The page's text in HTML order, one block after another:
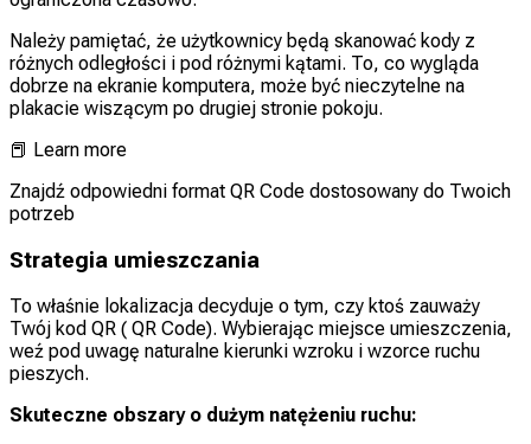
Należy pamiętać, że użytkownicy będą skanować kody z
różnych odległości i pod różnymi kątami. To, co wygląda
dobrze na ekranie komputera, może być nieczytelne na
plakacie wiszącym po drugiej stronie pokoju.
📕 Learn more
Znajdź odpowiedni format QR Code dostosowany do Twoich
potrzeb
Strategia umieszczania
To właśnie lokalizacja decyduje o tym, czy ktoś zauważy
Twój kod QR ( QR Code). Wybierając miejsce umieszczenia,
weź pod uwagę naturalne kierunki wzroku i wzorce ruchu
pieszych.
Skuteczne obszary o dużym natężeniu ruchu: